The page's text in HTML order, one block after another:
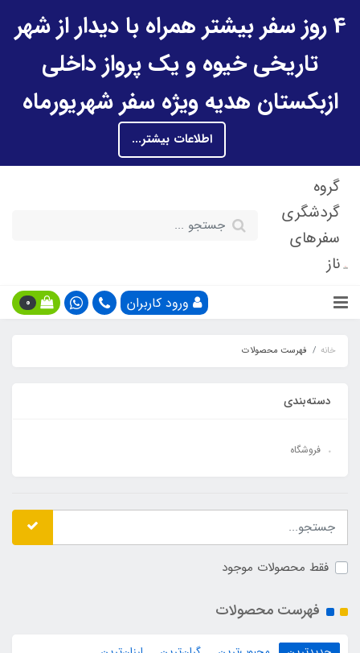
4 روز سفر بیشتر همراه با دیدار از شهر
تاریخی خیوه و یک پرواز داخلی
ازبکستان هدیه ویژه سفر شهریورماه
اطلاعات بیشتر...
گروه
گردشگری
سفرهای
ناز
ورود کاربران 0
خانه فهرست محصولات
دسته‌بندی
فروشگاه
فقط محصولات موجود
فهرست محصولات